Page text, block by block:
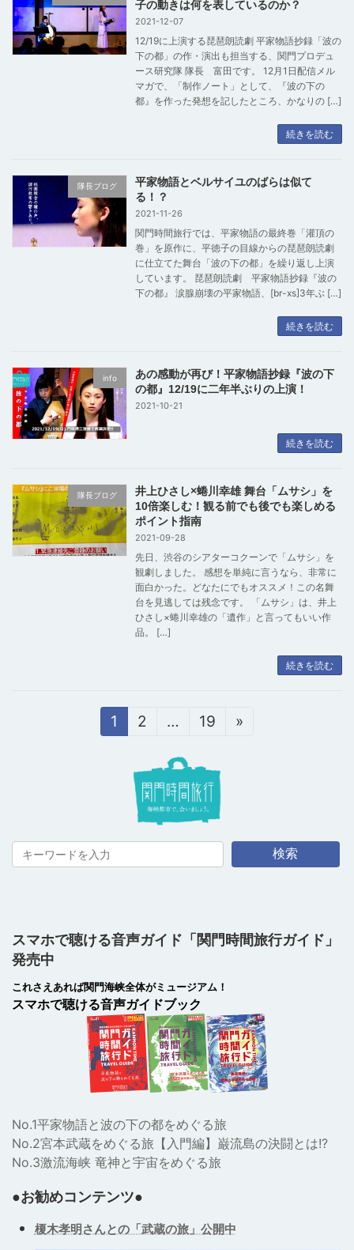
子の動きは何を表しているのか？
2021-12-07
12/19に上演する琵琶朗読劇 平家物語抄録「波の
下の都」の作・演出も担当する、関門プロデュ
ース研究隊 隊長 富田です。 12月1日配信メル
マガで、「制作ノート」として、『波の下の
都』を作った発想を記したところ、かなりの […]
続きを読む
隊長ブログ
平家物語とベルサイユのばらは似て
る！？
2021-11-26
関門時間旅行では、平家物語の最終巻「灌頂の
巻」を原作に、平徳子の目線からの琵琶朗読劇
に仕立てた舞台「波の下の都」を繰り返し上演
しています。 琵琶朗読劇 平家物語抄録『波の
下の都』 涙腺崩壊の平家物語、[br-xs]3年ぶ […]
続きを読む
info
あの感動が再び！平家物語抄録『波の下
の都』12/19に二年半ぶりの上演！
2021-10-21
続きを読む
隊長ブログ
井上ひさし×蜷川幸雄 舞台「ムサシ」を
10倍楽しむ！観る前でも後でも楽しめる
ポイント指南
2021-09-28
先日、渋谷のシアターコクーンで「ムサシ」を
観劇しました。 感想を単純に言うなら、非常に
面白かった。どなたにでもオススメ！この名舞
台を見逃しては残念です。 「ムサシ」は、井上
ひさし×蜷川幸雄の「遺作」と言ってもいい作
品。 […]
続きを読む
り
固
定
1
固
ー
ジ
2 …
固
ペ
ー
ジ
19 »
検索
スマホで聴ける音声ガイド「関門時間旅行ガイド」
発売中
これさえあれば関門海峡全体がミュージアム！
スマホで聴ける音声ガイドブック
No.1平家物語と波の下の都をめぐる旅
No.2宮本武蔵をめぐる旅【入門編】巌流島の決闘とは!?
No.3激流海峡 竜神と宇宙をめぐる旅
●お勧めコンテンツ●
榎木孝明さんとの「武蔵の旅」公開中